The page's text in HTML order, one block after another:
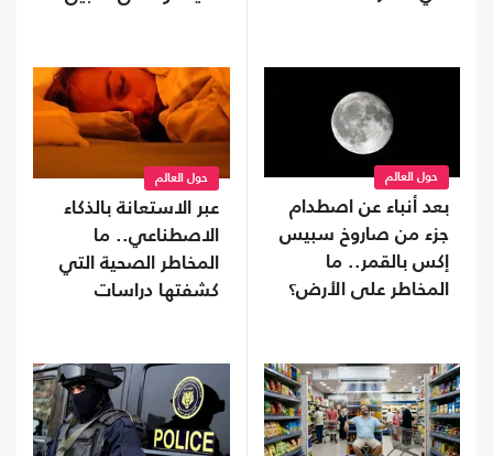
حول العالم
بعد أنباء عن اصطدام
جزء من صاروخ سبيس
إكس بالقمر.. ما
المخاطر على الأرض؟
حول العالم
عبر الاستعانة بالذكاء
الاصطناعي.. ما
المخاطر الصحية التي
كشفتها دراسات